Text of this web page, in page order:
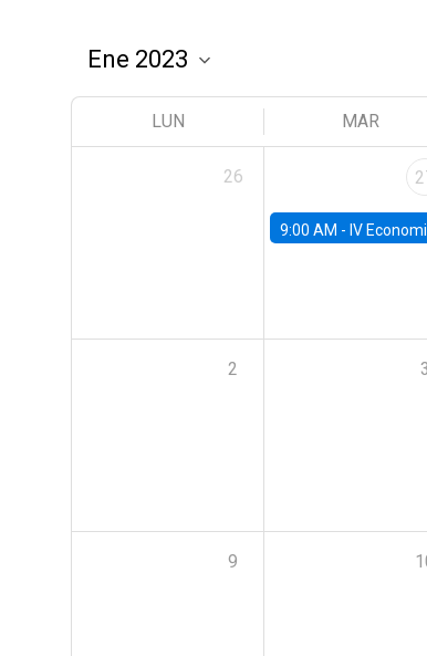
LUN MAR
26
9:00 AM - IV Economics Alumni Workshop
2 3
9